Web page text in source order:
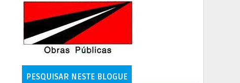
PESQUISAR NESTE BLOGUE